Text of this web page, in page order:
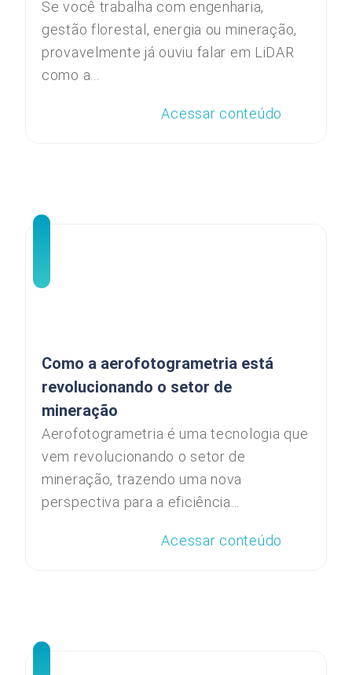
Se você trabalha com engenharia,
gestão florestal, energia ou mineração,
provavelmente já ouviu falar em LiDAR
como a...
Acessar conteúdo
Como a aerofotogrametria está
revolucionando o setor de
mineração
Aerofotogrametria é uma tecnologia que
vem revolucionando o setor de
mineração, trazendo uma nova
perspectiva para a eficiência...
Acessar conteúdo